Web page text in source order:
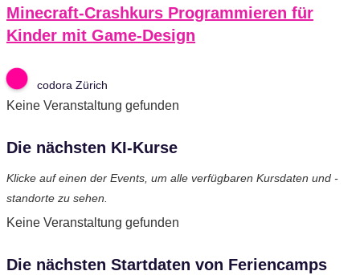
Minecraft-Crashkurs Programmieren für
Kinder mit Game-Design
codora Zürich
Keine Veranstaltung gefunden
Die nächsten KI-Kurse
Klicke auf einen der Events, um alle verfügbaren Kursdaten und -
standorte zu sehen.
Keine Veranstaltung gefunden
Die nächsten Startdaten von Feriencamps